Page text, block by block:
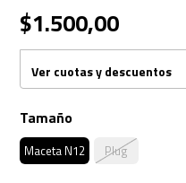
$1.500,00
Ver cuotas y descuentos
Tamaño
Maceta N12 Plug